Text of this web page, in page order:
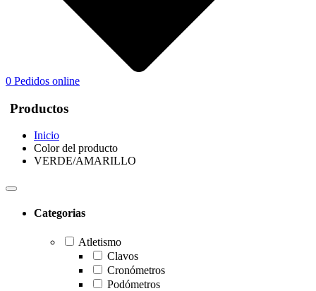
0 Pedidos online
Productos
Inicio
Color del producto
VERDE/AMARILLO
Categorias
Atletismo
Clavos
Cronómetros
Podómetros